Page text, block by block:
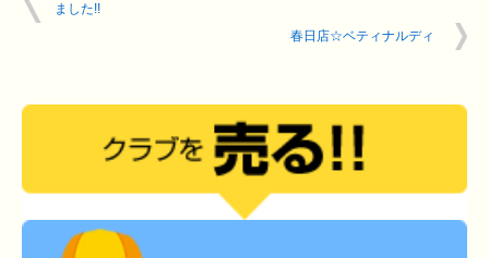
ました!!
春日店☆ベティナルディ